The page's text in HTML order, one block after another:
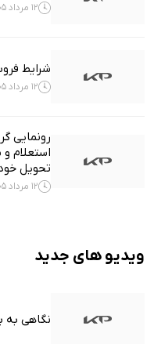
12 مرداد 1405
شرایط
12 مرداد 1405
رونمایی
استعلام
تحویل
12 مرداد 1405
ویدیو های جدید
نگاهی به